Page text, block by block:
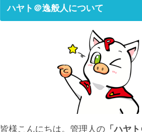
ハヤト＠逸般人について
皆様こんにちは。管理人の 「ハヤ